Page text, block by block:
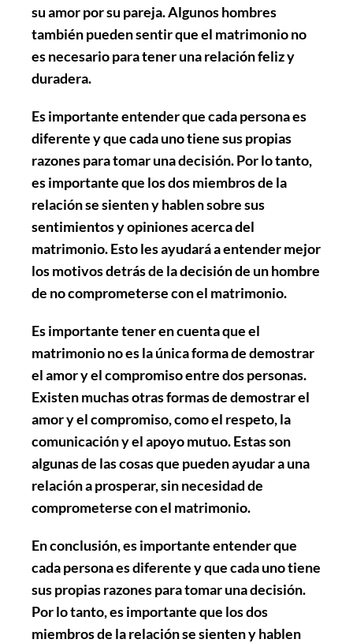
su amor por su pareja. Algunos hombres
también pueden sentir que el matrimonio no
es necesario para tener una relación feliz y
duradera.
Es importante entender que cada persona es
diferente y que cada uno tiene sus propias
razones para tomar una decisión. Por lo tanto,
es importante que los dos miembros de la
relación se sienten y hablen sobre sus
sentimientos y opiniones acerca del
matrimonio. Esto les ayudará a entender mejor
los motivos detrás de la decisión de un hombre
de no comprometerse con el matrimonio.
Es importante tener en cuenta que el
matrimonio no es la única forma de demostrar
el amor y el compromiso entre dos personas.
Existen muchas otras formas de demostrar el
amor y el compromiso, como el respeto, la
comunicación y el apoyo mutuo. Estas son
algunas de las cosas que pueden ayudar a una
relación a prosperar, sin necesidad de
comprometerse con el matrimonio.
En conclusión, es importante entender que
cada persona es diferente y que cada uno tiene
sus propias razones para tomar una decisión.
Por lo tanto, es importante que los dos
miembros de la relación se sienten y hablen